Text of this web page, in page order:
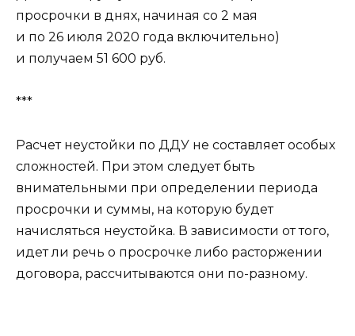
просрочки в днях, начиная со 2 мая
и по 26 июля 2020 года включительно)
и получаем 51 600 руб.
***
Расчет неустойки по ДДУ не составляет особых
сложностей. При этом следует быть
внимательными при определении периода
просрочки и суммы, на которую будет
начисляться неустойка. В зависимости от того,
идет ли речь о просрочке либо расторжении
договора, рассчитываются они по-разному.